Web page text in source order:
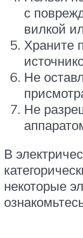
с
вилкой
Храните
Не
Не
В
некоторые